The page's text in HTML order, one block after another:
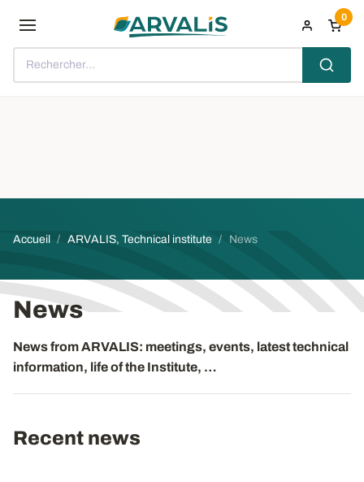
Rechercher...
0
Fil d'Ariane
Accueil ARVALIS, Technical institute News
News
News from ARVALIS: meetings, events, latest technical
information, life of the Institute, …
Recent news